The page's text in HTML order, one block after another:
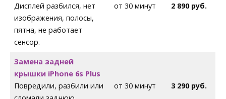
Дисплей разбился, нет
изображения, полосы,
пятна, не работает
сенсор.
от 30 минут 2 890 руб.
Замена задней
крышки iPhone 6s Plus
Повредили, разбили или
от 30 минут 3 290 руб.